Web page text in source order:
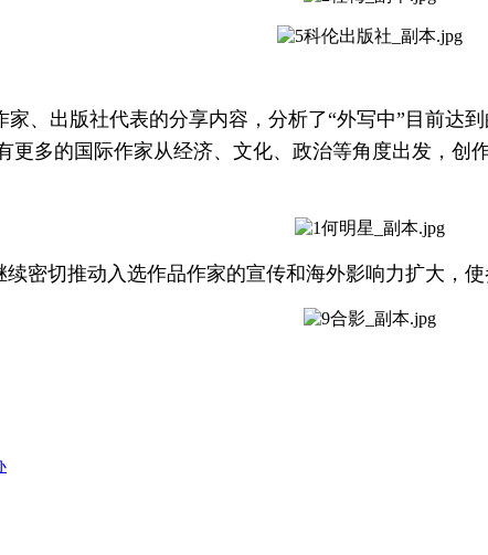
、出版社代表的分享内容，分析了“外写中”目前达
更多的国际作家从经济、文化、政治等角度出发，
密切推动入选作品作家的宣传和海外影响力扩大，